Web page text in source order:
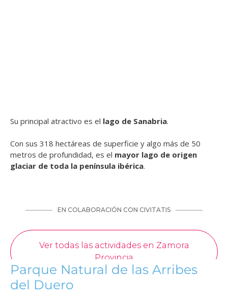
Su principal atractivo es el lago de Sanabria.
Con sus 318 hectáreas de superficie y algo más de 50
metros de profundidad, es el mayor lago de origen
glaciar de toda la península ibérica.
Parque Natural de las Arribes
del Duero